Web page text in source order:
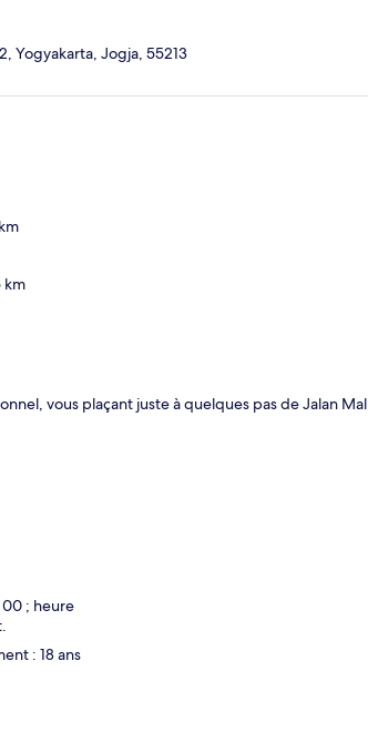
Yogyakarta, Jogja, 55213
km
vous plaçant juste à quelques pas de Jalan
; heure
: 18 ans